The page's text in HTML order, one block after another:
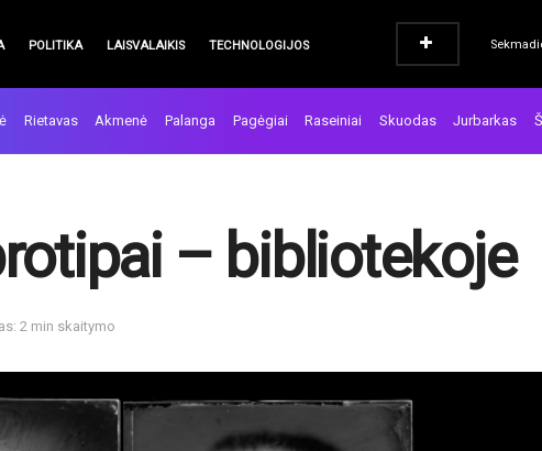
POLITIKA LAISVALAIKIS TECHNOLOGIJOS
Rietavas Akmenė Palanga Pagėgiai Raseiniai Skuodas Jurbarkas
– bibliotekoje
2 min skaitymo